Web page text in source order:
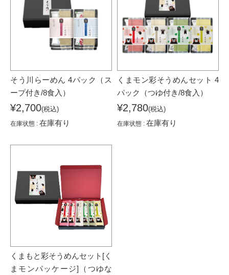
そう川らーめん 4パック（ス
ープ付き/8食入）
¥2,700(税込)
在庫状態 : 在庫有り
くまモン彩そうめんセット 4
パック（つゆ付き/8食入）
¥2,780(税込)
在庫状態 : 在庫有り
くまもと彩そうめんセット[く
まモンパッケージ]（つゆな